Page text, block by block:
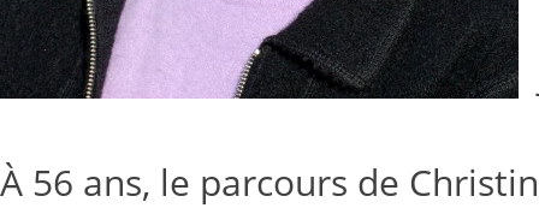
À 56 ans, le parcours de